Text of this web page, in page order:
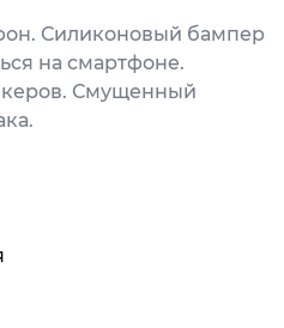
Силиконовый бампер
на смартфоне.
Смущенный